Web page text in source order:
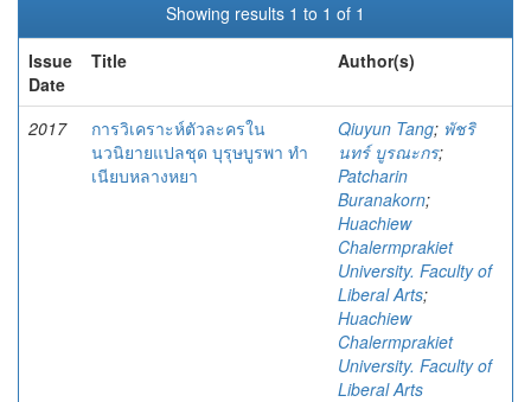
Showing results 1 to 1 of 1
Issue
Date
Title Author(s)
2017
การวิเคราะห์ตัวละครใน
นวนิยายแปลชุด บุรุษบูรพา ทำ
เนียบหลางหยา
Qiuyun Tang; พัชริ
นทร์ บูรณะกร;
Patcharin
Buranakorn;
Huachiew
Chalermprakiet
University. Faculty of
Liberal Arts;
Huachiew
Chalermprakiet
University. Faculty of
Liberal Arts